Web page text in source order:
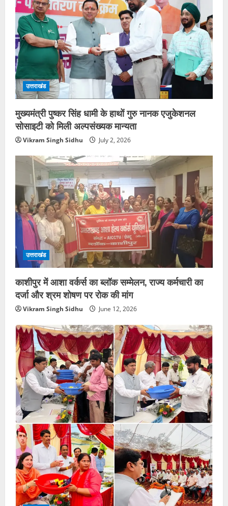
उत्तराखंड
मुख्यमंत्री पुष्कर सिंह धामी के हाथों गुरु नानक एजुकेशनल
सोसाइटी को मिली अल्पसंख्यक मान्यता
Vikram Singh Sidhu July 2, 2026
उत्तराखंड
काशीपुर में आशा वर्कर्स का ब्लॉक सम्मेलन, राज्य कर्मचारी का
दर्जा और श्रम शोषण पर रोक की मांग
Vikram Singh Sidhu June 12, 2026